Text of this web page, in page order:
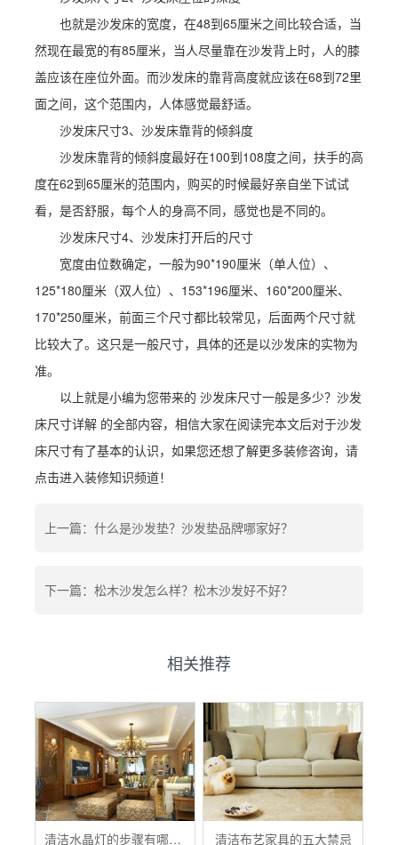
也就是沙发床的宽度，在48到65厘米之间比较合适，当
然现在最宽的有85厘米，当人尽量靠在沙发背上时，人的膝
盖应该在座位外面。而沙发床的靠背高度就应该在68到72里
面之间，这个范围内，人体感觉最舒适。
沙发床尺寸3、沙发床靠背的倾斜度
沙发床靠背的倾斜度最好在100到108度之间，扶手的高
度在62到65厘米的范围内，购买的时候最好亲自坐下试试
看，是否舒服，每个人的身高不同，感觉也是不同的。
沙发床尺寸4、沙发床打开后的尺寸
宽度由位数确定，一般为90*190厘米（单人位）、
125*180厘米（双人位）、153*196厘米、160*200厘米、
170*250厘米，前面三个尺寸都比较常见，后面两个尺寸就
比较大了。这只是一般尺寸，具体的还是以沙发床的实物为
准。
以上就是小编为您带来的 沙发床尺寸一般是多少？沙发
床尺寸详解 的全部内容，相信大家在阅读完本文后对于沙发
床尺寸有了基本的认识，如果您还想了解更多装修咨询，请
点击进入装修知识频道！
上一篇：什么是沙发垫？沙发垫品牌哪家好？
下一篇：松木沙发怎么样？松木沙发好不好？
相关推荐
清洁水晶灯的步骤有哪些？ 清洁布艺家具的五大禁忌